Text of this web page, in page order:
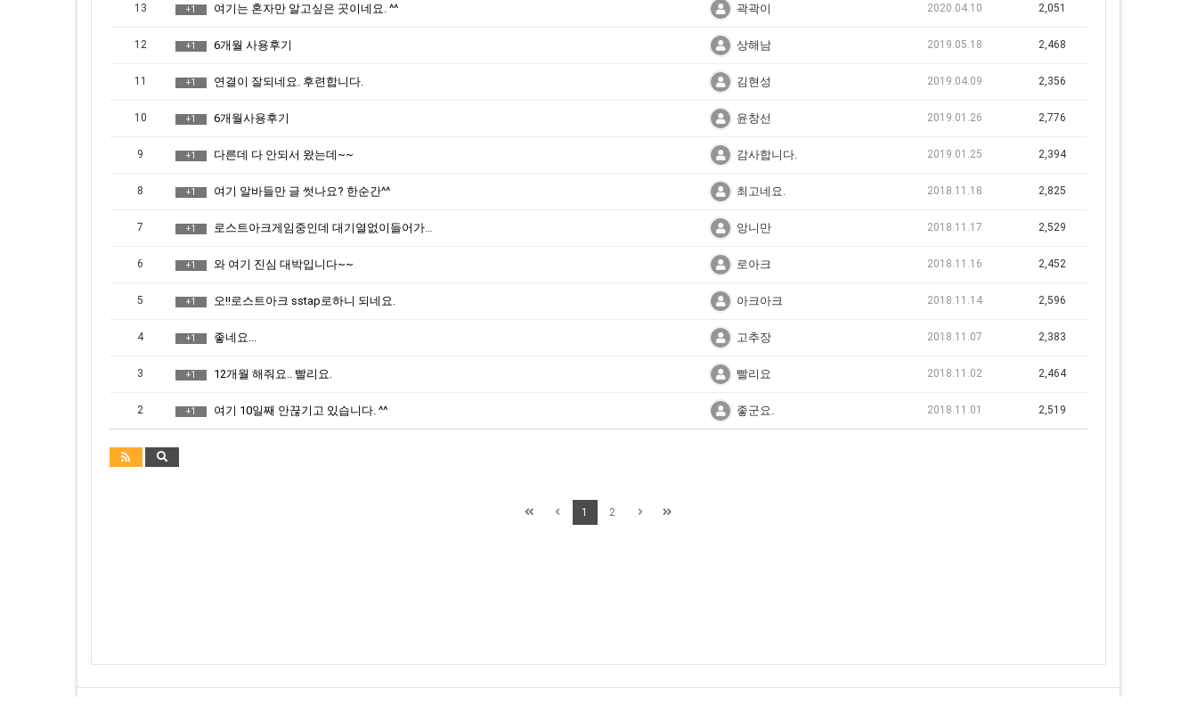
13 +1 여기는 혼자만 알고싶은 곳이네요. ^^ 곽곽이 2020.04.10 2,051
12 +1 6개월 사용후기 상해남 2019.05.18 2,468
11 +1 연결이 잘되네요. 후련합니다. 김현성 2019.04.09 2,356
10 +1 6개월사용후기 윤창선 2019.01.26 2,776
9 +1 다른데 다 안되서 왔는데~~ 감사합니다. 2019.01.25 2,394
8 +1 여기 알바들만 글 썻나요? 한순간^^ 최고네요. 2018.11.18 2,825
7 +1 로스트아크게임중인데 대기열없이들어가네요.. 앙니만 2018.11.17 2,529
6 +1 와 여기 진심 대박입니다~~ 로아크 2018.11.16 2,452
5 +1 오!!로스트아크 sstap로하니 되네요. 아크아크 2018.11.14 2,596
4 +1 좋네요... 고추장 2018.11.07 2,383
3 +1 12개월 해줘요.. 빨리요. 빨리요 2018.11.02 2,464
2 +1 여기 10일째 안끊기고 있습니다. ^^ 좋군요. 2018.11.01 2,519
1 2